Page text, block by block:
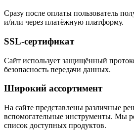
Сразу после оплаты пользователь
и/или через платёжную платформу.
SSL-сертификат
Сайт использует защищённый
безопасность передачи данных.
Широкий ассортимент
На сайте представлены различные
вспомогательные инструменты. Мы
список доступных продуктов.